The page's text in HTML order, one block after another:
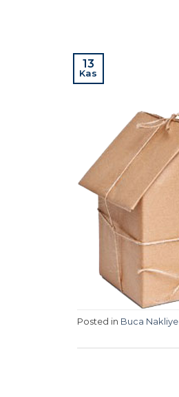
13
Kas
Posted in Buca Nakliye